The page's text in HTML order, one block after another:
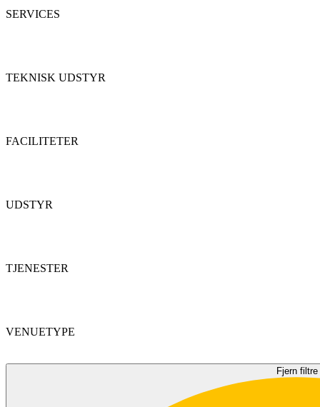
SERVICES
TEKNISK UDSTYR
FACILITETER
UDSTYR
TJENESTER
VENUETYPE
Fjern filtre